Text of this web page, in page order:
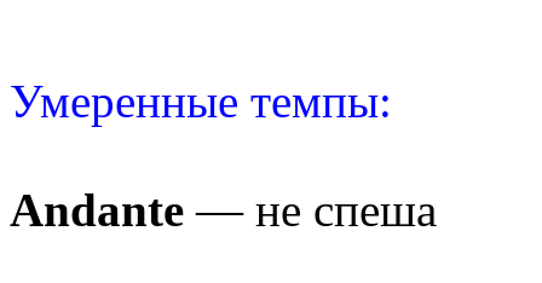
Умеренные темпы:
Andante — не спеша